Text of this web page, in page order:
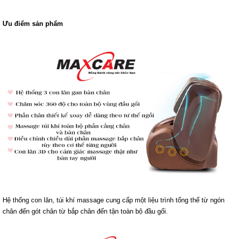
Ưu điểm sản phẩm
Hệ thống con lăn, túi khí massage cung cấp một liệu trình tổng thể từ ngón
chân đến gót chân từ bắp chân đến tận toàn bộ đầu gối.